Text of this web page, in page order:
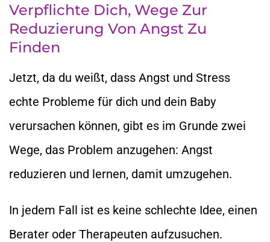
Verpflichte Dich, Wege Zur
Reduzierung Von Angst Zu
Finden
Jetzt, da du weißt, dass Angst und Stress
echte Probleme für dich und dein Baby
verursachen können, gibt es im Grunde zwei
Wege, das Problem anzugehen: Angst
reduzieren und lernen, damit umzugehen.
In jedem Fall ist es keine schlechte Idee, einen
Berater oder Therapeuten aufzusuchen.